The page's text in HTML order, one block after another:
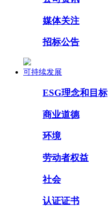
媒体关注
招标公告
可持续发展
ESG理念和目标
商业道德
环境
劳动者权益
社会
认证证书